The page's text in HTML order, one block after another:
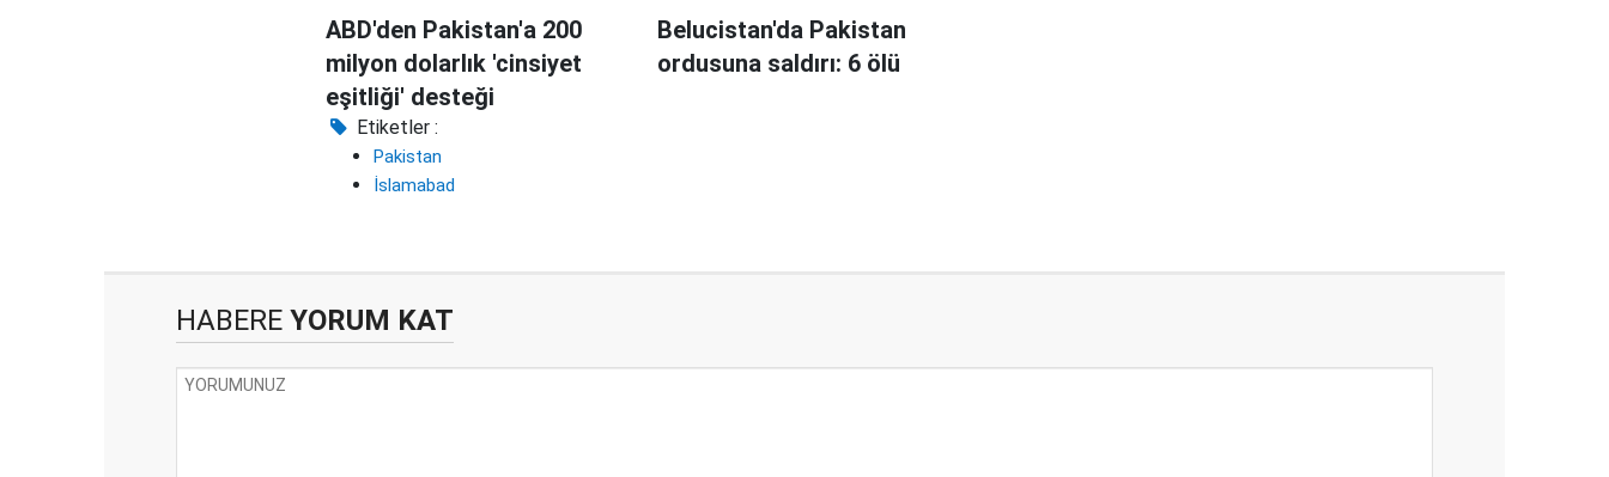
ABD'den Pakistan'a 200
milyon dolarlık 'cinsiyet
eşitliği' desteği
Belucistan'da Pakistan
ordusuna saldırı: 6 ölü
Etiketler :
Pakistan
İslamabad
HABERE YORUM KAT